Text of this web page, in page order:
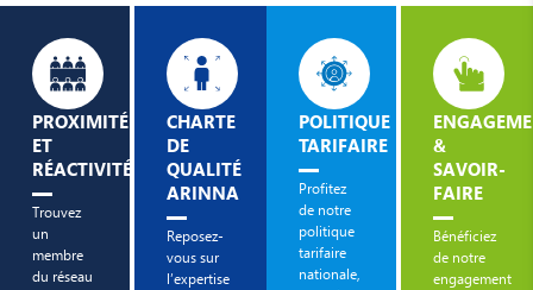
PROXIMITÉ
ET
RÉACTIVITÉ
Trouvez
un
membre
du réseau
CHARTE
DE
QUALITÉ
ARINNA
Reposez-
vous sur
l’expertise
POLITIQUE
TARIFAIRE
Profitez
de notre
politique
tarifaire
nationale,
&
SAVOIR-
FAIRE
Bénéficiez
de notre
engagement